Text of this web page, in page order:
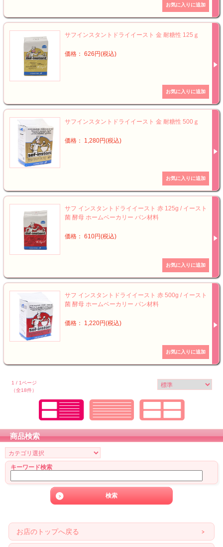
サフインスタントドライイースト 金 耐糖性 125ｇ
価格： 626円(税込)
サフインスタントドライイースト 金 耐糖性 500ｇ
価格： 1,280円(税込)
サフ インスタントドライイースト 赤 125g / イースト
菌 酵母 ホームベーカリー パン材料
価格： 610円(税込)
サフ インスタントドライイースト 赤 500g / イースト
菌 酵母 ホームベーカリー パン材料
価格： 1,220円(税込)
1 / 1ページ
（全18件）
商品検索
キーワード検索
お店のトップへ戻る